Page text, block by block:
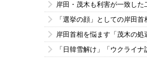
岸田・茂木も利害が一致した
「選挙の顔」としての岸田
岸田首相を悩ます「茂木の処
「日韓雪解け」「ウクライ